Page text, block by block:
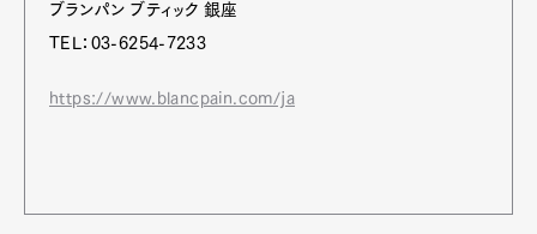
ブランパン ブティック 銀座
TEL：03-6254-7233
https://www.blancpain.com/ja